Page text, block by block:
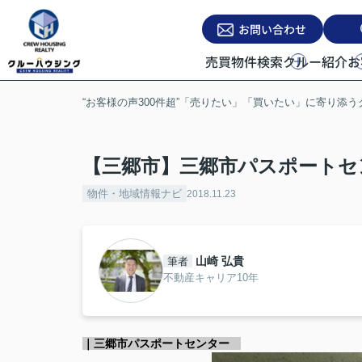
お問い合わせ
売買物件検索クルー紹介
“お客様の声300件超”「売りたい」「買いたい」に寄り添
【三郷市】三郷市パスポート
物件・地域情報ナビ 2018.11.23
筆者 山崎 弘貴
不動産キャリア10年
｜三郷市パスポートセンター